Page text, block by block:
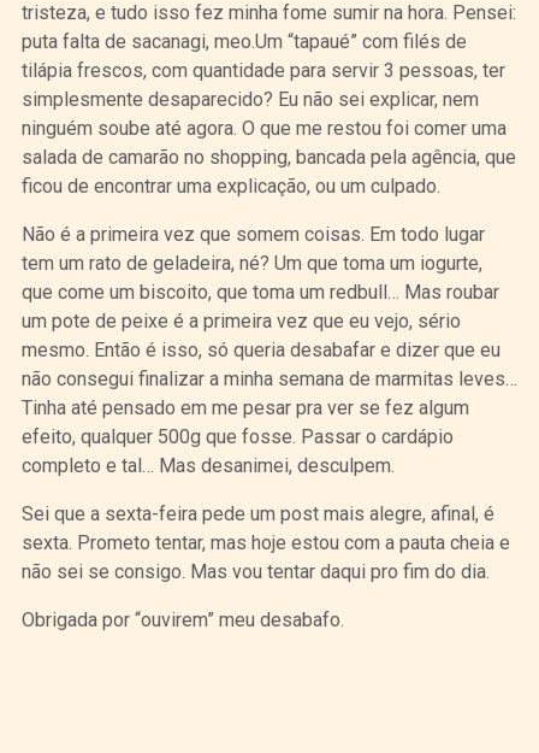
tristeza, e tudo isso fez minha fome sumir na hora. Pensei:
puta falta de sacanagi, meo.Um “tapaué” com filés de
tilápia frescos, com quantidade para servir 3 pessoas, ter
simplesmente desaparecido? Eu não sei explicar, nem
ninguém soube até agora. O que me restou foi comer uma
salada de camarão no shopping, bancada pela agência, que
ficou de encontrar uma explicação, ou um culpado.
Não é a primeira vez que somem coisas. Em todo lugar
tem um rato de geladeira, né? Um que toma um iogurte,
que come um biscoito, que toma um redbull… Mas roubar
um pote de peixe é a primeira vez que eu vejo, sério
mesmo. Então é isso, só queria desabafar e dizer que eu
não consegui finalizar a minha semana de marmitas leves…
Tinha até pensado em me pesar pra ver se fez algum
efeito, qualquer 500g que fosse. Passar o cardápio
completo e tal… Mas desanimei, desculpem.
Sei que a sexta-feira pede um post mais alegre, afinal, é
sexta. Prometo tentar, mas hoje estou com a pauta cheia e
não sei se consigo. Mas vou tentar daqui pro fim do dia.
Obrigada por “ouvirem” meu desabafo.